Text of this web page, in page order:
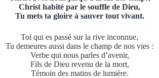
Christ habité par le souffle de Dieu,
Tu mets ta gloire à sauver tout vivant.
Toi qui es passé sur la rive inconnue,
Tu demeures aussi dans le champ de nos vies :
Verbe qui nous parles d’avenir,
Fils de Dieu revenu de la mort,
Témoin des matins de lumière.